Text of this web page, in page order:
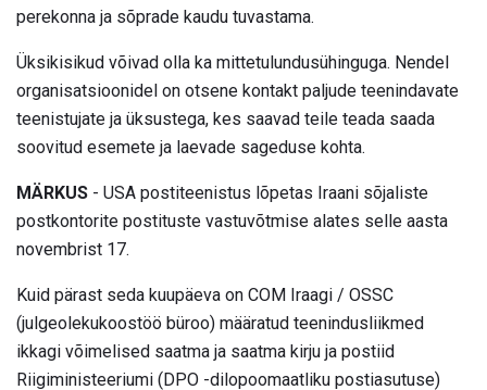
perekonna ja sõprade kaudu tuvastama.
Üksikisikud võivad olla ka mittetulundusühinguga. Nendel
organisatsioonidel on otsene kontakt paljude teenindavate
teenistujate ja üksustega, kes saavad teile teada saada
soovitud esemete ja laevade sageduse kohta.
MÄRKUS - USA postiteenistus lõpetas Iraani sõjaliste
postkontorite postituste vastuvõtmise alates selle aasta
novembrist 17.
Kuid pärast seda kuupäeva on COM Iraagi / OSSC
(julgeolekukoostöö büroo) määratud teenindusliikmed
ikkagi võimelised saatma ja saatma kirju ja postiid
Riigiministeeriumi (DPO -dilopoomaatliku postiasutuse)